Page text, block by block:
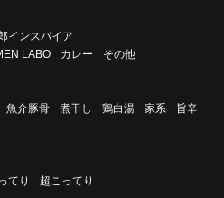
インスパイア
LABO カレー その他
魚介豚骨 煮干し 鶏白湯 家系
旨辛
てり 超こってり